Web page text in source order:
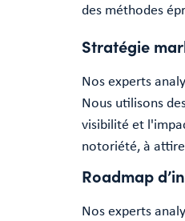
des méthodes
Stratégie
Nos experts
Nous utilisons
visibilité et
notoriété, à
Roadmap
Nos experts